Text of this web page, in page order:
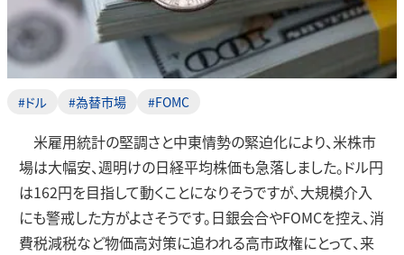
#ドル #為替市場 #FOMC
米雇用統計の堅調さと中東情勢の緊迫化により、米株市
場は大幅安、週明けの日経平均株価も急落しました。ドル円
は162円を目指して動くことになりそうですが、大規模介入
にも警戒した方がよさそうです。日銀会合やFOMCを控え、消
費税減税など物価高対策に追われる高市政権にとって、来